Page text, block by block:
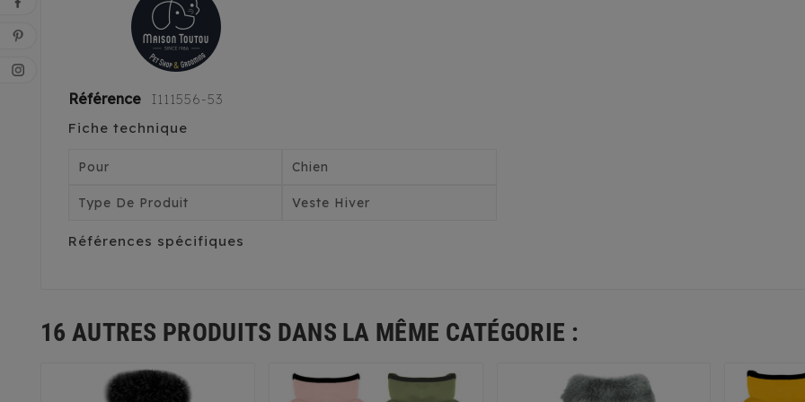
Référence I111556-53
Fiche technique
Pour Chien
Type De Produit Veste Hiver
Références spécifiques
16 AUTRES PRODUITS DANS LA MÊME CATÉGORIE :